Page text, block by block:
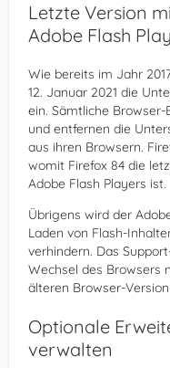
Letzte Version
Adobe Flash
Wie bereits im Jahr
12. Januar 2021 die
ein. Sämtliche
und entfernen die
aus ihren Browsern.
womit Firefox 84 die
Adobe Flash Players ist.
Übrigens wird der
Laden von Flash-
verhindern. Das
Wechsel des Browsers
älteren Browser-
Optionale
verwalten